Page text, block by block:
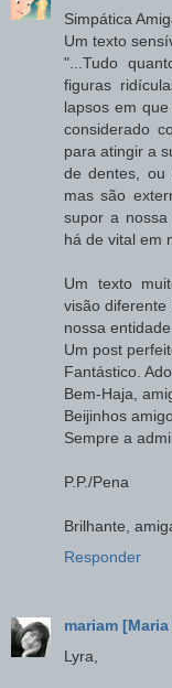
Simpática
Um texto
"...Tudo
figuras
lapsos em
considerado
para atingir a
de dentes, ou
mas são
supor a
há de vital em
Um texto
visão
nossa
Um post
Fantástico.
Bem-Haja,
Beijinhos
Sempre a
P.P./Pena
Brilhante,
Responder
mariam
Lyra,